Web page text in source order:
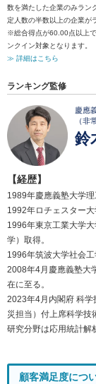
数を満たした企業のみラン
定人数の半数以上の企業が
※総合得点が60.00点以上
ンクイン対象となります。
≫ 詳細はこちら
ランキング監修
慶應
（非
鈴
【経歴】
1989年慶應義塾大学理
1992年ロチェスター大
1996年東京工業大学
学）取得。
1996年筑波大学社会
2008年4月慶應義塾大
在に至る。
2023年4月内閣府 科学
災担当）付上席科学技
研究分野は応用統計解
顧客満足度につ